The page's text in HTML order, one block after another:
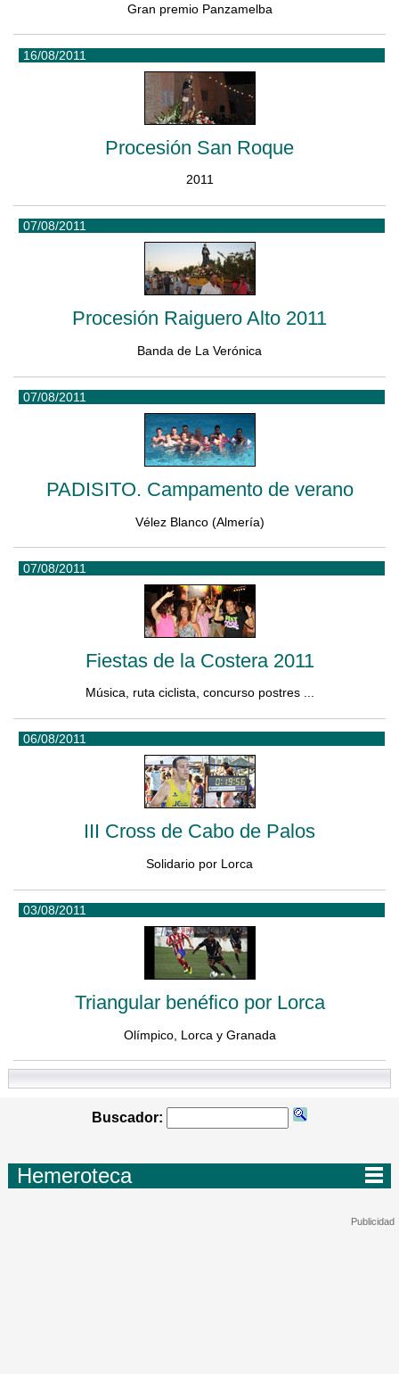
Gran premio Panzamelba
16/08/2011
Procesión San Roque
2011
07/08/2011
Procesión Raiguero Alto 2011
Banda de La Verónica
07/08/2011
PADISITO. Campamento de verano
Vélez Blanco (Almería)
07/08/2011
Fiestas de la Costera 2011
Música, ruta ciclista, concurso postres ...
06/08/2011
III Cross de Cabo de Palos
Solidario por Lorca
03/08/2011
Triangular benéfico por Lorca
Olímpico, Lorca y Granada
Buscador:
Hemeroteca